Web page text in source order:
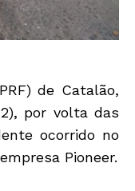
de Catalão,
por volta das
ocorrido no
Pioneer.